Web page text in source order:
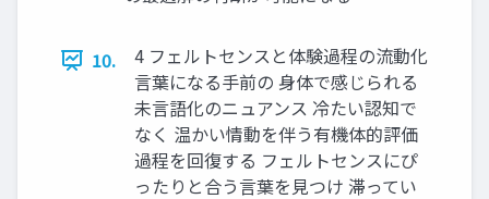
10.
4 フェルトセンスと体験過程の流動化
言葉になる手前の 身体で感じられる
未言語化のニュアンス 冷たい認知で
なく 温かい情動を伴う有機体的評価
過程を回復する フェルトセンスにぴ
ったりと合う言葉を見つけ 滞ってい